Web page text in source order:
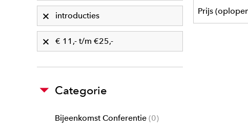
introducties
€ 11,- t/m €25,-
Categorie
Bijeenkomst Conferentie 0